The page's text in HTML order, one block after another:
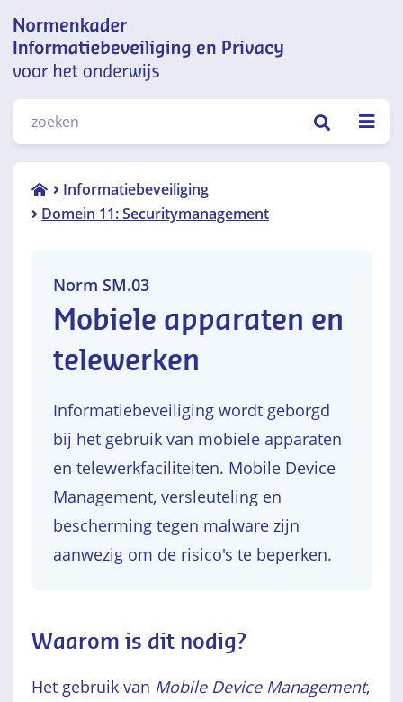
en privacy voor het onderwijs
ZOEKEN
Informatiebeveiliging
Domein 11: Securitymanagement
Norm
SM.03
Norm SM.03
Mobiele apparaten en
telewerken
Informatiebeveiliging wordt geborgd
bij het gebruik van mobiele apparaten
en telewerkfaciliteiten. Mobile Device
Management, versleuteling en
bescherming tegen malware zijn
aanwezig om de risico's te beperken.
Waarom is dit nodig?
Het gebruik van Mobile Device Management,